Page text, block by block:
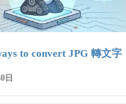
to convert JPG 轉文字
日